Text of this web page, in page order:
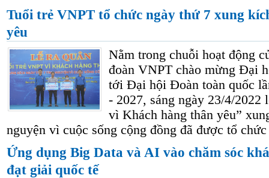
Tuổi trẻ VNPT tổ chức ngày thứ 7 xung
yêu
Nằm trong chuỗi hoạt động
đoàn VNPT chào mừng Đại
tới Đại hội Đoàn toàn quốc
- 2027, sáng ngày 23/4/2022
vì Khách hàng thân yêu”
nguyện vì cuộc sống cộng đồng đã được tổ
Ứng dụng Big Data và AI vào chăm sóc
đạt giải quốc tế